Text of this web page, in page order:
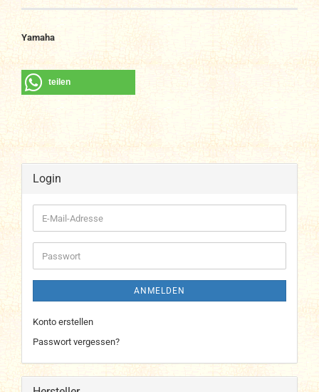
Yamaha
teilen
Login
E-
Mail-
Adresse
Passwort
ANMELDEN
Konto erstellen
Passwort vergessen?